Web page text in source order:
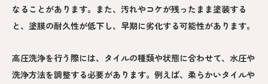
なることがあります。また、汚れやコケが残ったまま塗装する
と、塗膜の耐久性が低下し、早期に劣化する可能性があります。
高圧洗浄を行う際には、タイルの種類や状態に合わせて、水圧や
洗浄方法を調整する必要があります。例えば、柔らかいタイルや